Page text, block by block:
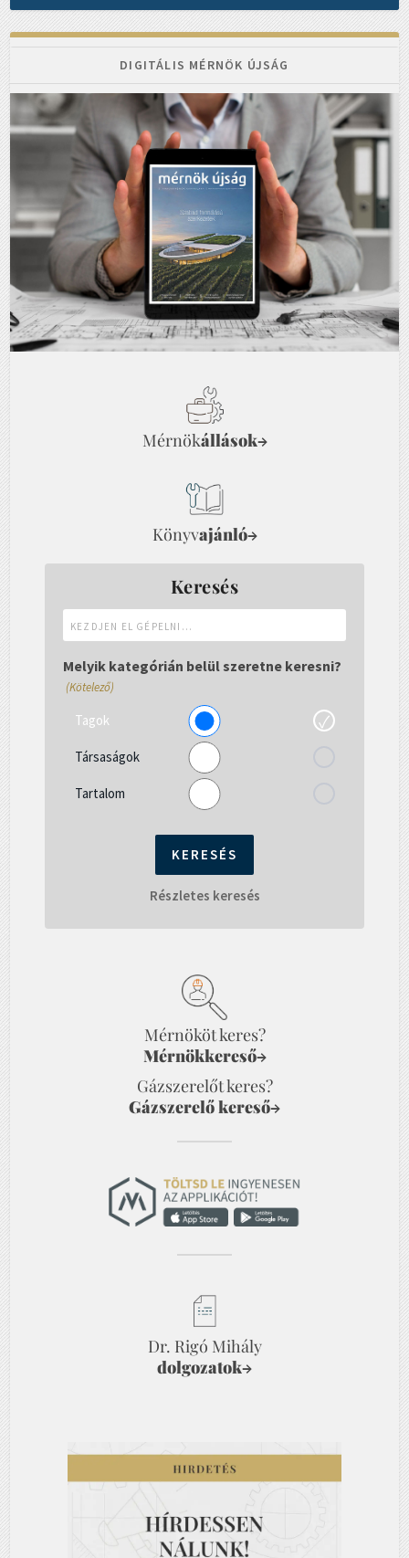
DIGITÁLIS MÉRNÖK ÚJSÁG
Mérnökállások→
Könyvajánló→
Keresés
el
gépelni...
Melyik kategórián belül szeretne keresni?
(Kötelező)
Tagok
Társaságok
Tartalom
Részletes keresés
Mérnököt keres?
Mérnökkereső→
Gázszerelőt keres?
Gázszerelő kereső→
Dr. Rigó Mihály
dolgozatok→